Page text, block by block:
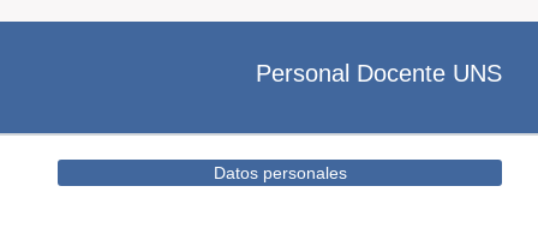
Personal Docente UNS
Datos personales